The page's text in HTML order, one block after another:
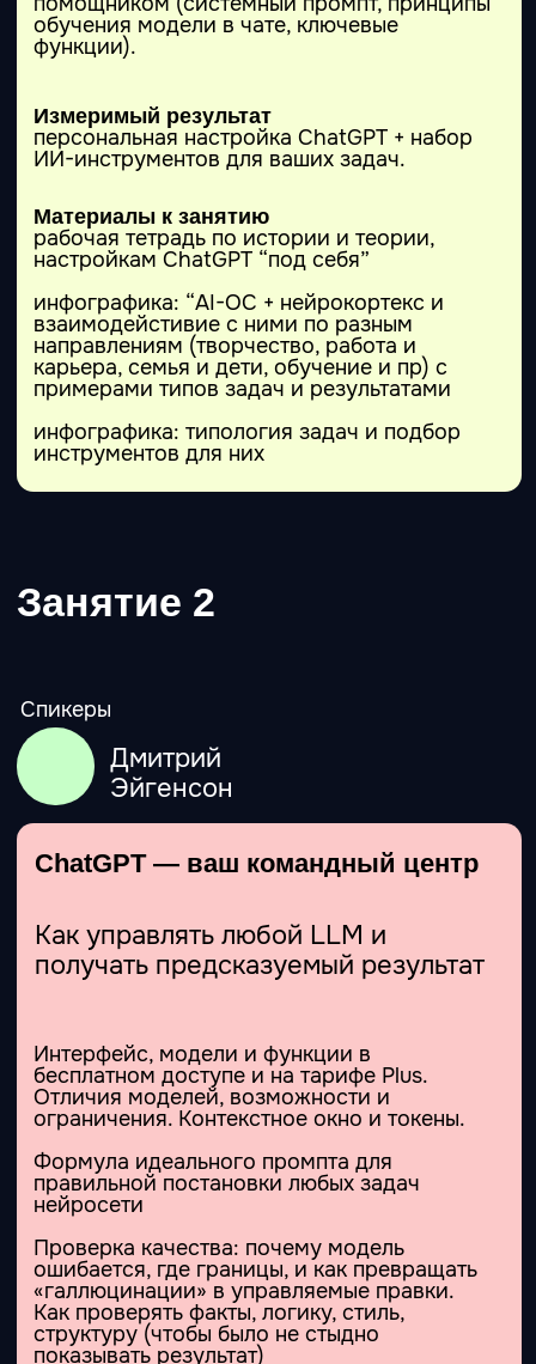
Теория мертвого интернета и его
схлопывание.
Роль человека в работе с текстами с
помощью ИИ.
NotebookLM — форматы и методы
саммаризации, кейсы.
стилизация текстов с ChatGPT, мастерская
Рабочая тетрадь с промптами, чек-листами,
описанием рабочих моментов и
лайфхаками.
Умение контролировать качество
различных форматов.
Умение работать с ChatGPT для написания
качественных текстов под бизнес-задачи.
Применение техник типа «постправды» при
создании текстов.
Принципы построения промптов для
инструмент (ChatGPT / NotebookLM и т.д.)
под какую задачу использовать.
Как нейросети могут помочь в работе с
текстами — обзор форматов: генерация.
идей, письма, переводы, посты, объявления
и пресс-релизы, упрощение и сокращение
Как ИИ меняет подходы к созданию и
обработке контента.
Возможности и ограничения ИИ в работе с
текстами — можно ли доверить нейросети
Пишем тексты и не только
Нейрокопирайтинг
Исследование → продукт →
упаковка / коммуникация →
продажи → постпродажные
процессы
Занятие 5
Турбомаркетинг
Денис
Домрачев